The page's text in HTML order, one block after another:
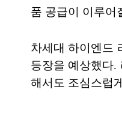
품 공급이 이루어
차세대 하이엔드
등장을 예상했다.
해서도 조심스럽